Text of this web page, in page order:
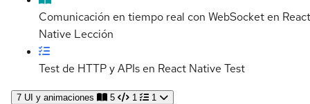
Comunicación en tiempo real con WebSocket en React
Native Lección
Test de HTTP y APIs en React Native Test
7 UI y animaciones 5 1 1